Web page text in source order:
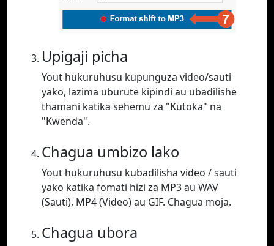
Upigaji picha
Yout hukuruhusu kupunguza video/sauti
yako, lazima uburute kipindi au ubadilishe
thamani katika sehemu za "Kutoka" na
"Kwenda".
Chagua umbizo lako
Yout hukuruhusu kubadilisha video / sauti
yako katika fomati hizi za MP3 au WAV
(Sauti), MP4 (Video) au GIF. Chagua moja.
Chagua ubora